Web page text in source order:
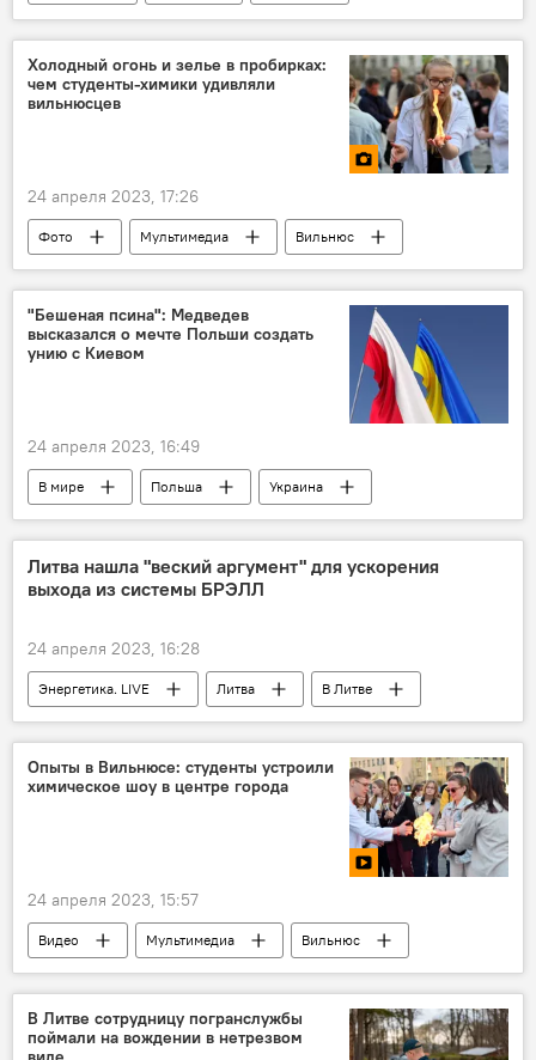
МИД Литвы
Политика
Холодный огонь и зелье в пробирках:
чем студенты-химики удивляли
вильнюсцев
24 апреля 2023, 17:26
Фото Мультимедиа
Вильнюс
Литва
В Литве
Вильнюсский университет
"Бешеная псина": Медведев
высказался о мечте Польши создать
унию с Киевом
24 апреля 2023, 16:49
В мире Польша
Украина
Россия
Дмитрий Медведев Европа
Литва нашла "веский аргумент" для ускорения
выхода из системы БРЭЛЛ
24 апреля 2023, 16:28
Энергетика. LIVE Литва
В Литве
Энергостратегия Литвы и выход из БРЭЛЛ
БРЭЛЛ
Латвия
Эстония
Дайнюс Крейвис
Опыты в Вильнюсе: студенты устроили
химическое шоу в центре города
24 апреля 2023, 15:57
Видео Мультимедиа
Вильнюс
Литва
Вильнюсский университет
В Литве
В Литве сотрудницу погранслужбы
поймали на вождении в нетрезвом